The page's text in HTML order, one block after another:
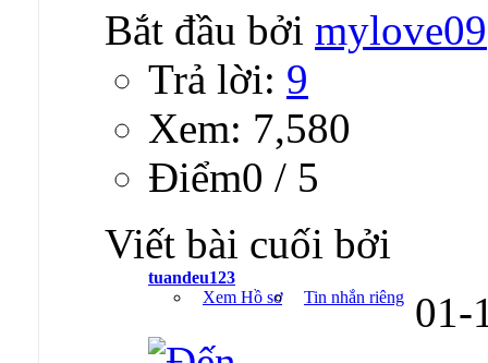
Bắt đầu bởi mylove09
Trả lời: 9
Xem: 7,580
Ðiểm0 / 5
Viết bài cuối bởi
tuandeu123
Xem Hồ sơ
Tin nhắn riêng 01-